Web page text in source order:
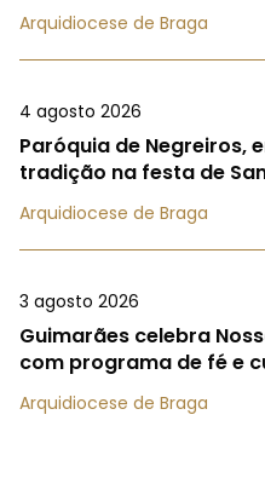
Arquidiocese de Braga
4 agosto 2026
Paróquia de Negreiros,
tradição na festa de
Arquidiocese de Braga
3 agosto 2026
Guimarães celebra
com programa de fé e
Arquidiocese de Braga